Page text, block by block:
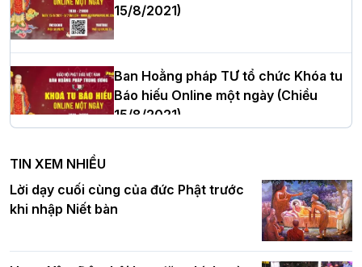
Thượng tọa Thích Tâm Chính được suy
cử tân Trưởng ban Trị sự GHPGVN tỉnh
Hà Nội: Tăng Ni Trường hạ Bồ Đề trang
nghiêm tác pháp Tiền an cư PL.2570 –
DL.2026
15/8/2021)
Ban Hoằng pháp TƯ tổ chức Khóa tu
Báo hiếu Online một ngày (Chiều
15/8/2021)
Ban Hoằng pháp TƯ tổ chức Khóa tu
Báo hiếu Online một ngày (Sáng
15/8/2021)
TIN XEM NHIỀU
Lời dạy cuối cùng của đức Phật trước
khi nhập Niết bàn